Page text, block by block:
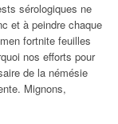
sérologiques ne
et à peindre chaque
fortnite feuilles
nos efforts pour
de la némésie
Mignons,